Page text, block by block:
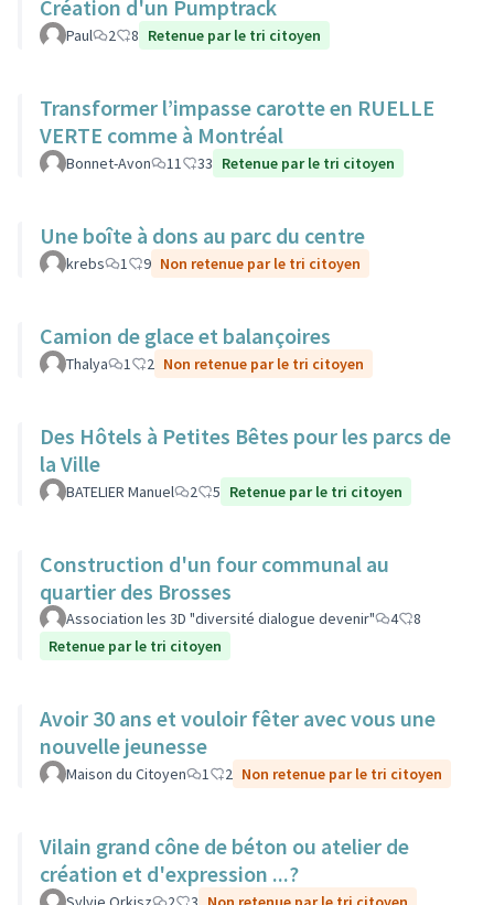
Création d'un Pumptrack
Paul 2 8 Retenue par le tri citoyen
Transformer l’impasse carotte en RUELLE
VERTE comme à Montréal
Bonnet-Avon 11 33 Retenue par le tri citoyen
Une boîte à dons au parc du centre
krebs 1 9 Non retenue par le tri citoyen
Camion de glace et balançoires
Thalya 1 2 Non retenue par le tri citoyen
Des Hôtels à Petites Bêtes pour les parcs de
la Ville
BATELIER Manuel 2 5 Retenue par le tri citoyen
Construction d'un four communal au
quartier des Brosses
Association les 3D "diversité dialogue devenir" 4
8
Retenue par le tri citoyen
Avoir 30 ans et vouloir fêter avec vous une
nouvelle jeunesse
Maison du Citoyen 1 2 Non retenue par le tri citoyen
Vilain grand cône de béton ou atelier de
création et d'expression ...?